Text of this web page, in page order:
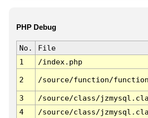
PHP Debug
No. File
1
/index.php
2 /source/function/
3 /source/class/
4
/source/class/